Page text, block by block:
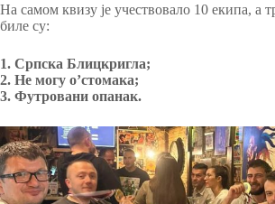
На самом квизу је учествовало 10 екипа, а
биле су:
1. Српска Блицкригла;
2. Не могу о’стомака;
3. Футровани опанак.